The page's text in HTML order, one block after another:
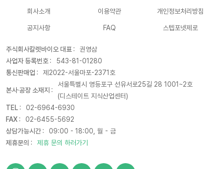
회사소개 이용약관 개인정보처리방침
공지사항 FAQ 스텝포넷제로
주식회사칼렛바이오 대표 :
권영삼
사업자 등록번호 :
543-81-01280
통신판매업 :
제2022-서울마포-2371호
본사·공장 소재지 :
서울특별시 영등포구 선유서로25길 28 1001~2호
(디스테이트 지식산업센터)
TEL :
02-6964-6930
FAX :
02-6455-5692
상담가능시간 :
09:00 - 18:00, 월 - 금
제휴문의 :
제휴 문의 하러가기